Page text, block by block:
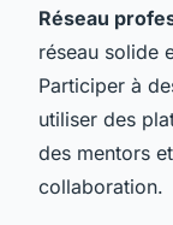
Réseau
réseau solide
Participer à
utiliser des
des mentors
collaboration.